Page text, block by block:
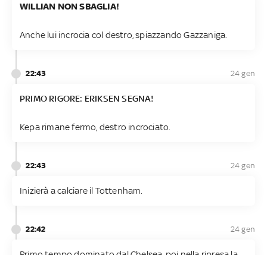
WILLIAN NON SBAGLIA!
Anche lui incrocia col destro, spiazzando Gazzaniga.
22:43 24 gen
PRIMO RIGORE: ERIKSEN SEGNA!
Kepa rimane fermo, destro incrociato.
22:43 24 gen
Inizierà a calciare il Tottenham.
22:42 24 gen